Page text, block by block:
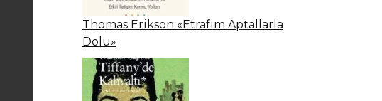
Thomas Erikson «Etrafım Aptallarla
Dolu»